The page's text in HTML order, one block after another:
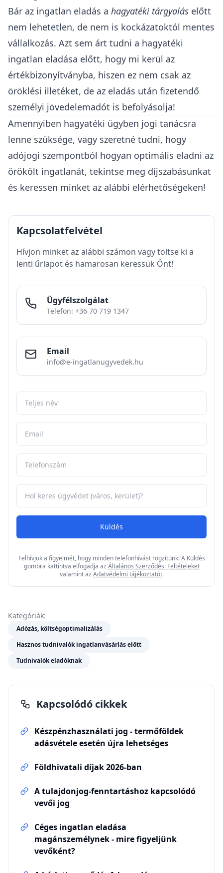
Bár az ingatlan eladás a hagyatéki tárgyalás előtt
nem lehetetlen, de nem is kockázatoktól mentes
vállalkozás. Azt sem árt tudni a hagyatéki
ingatlan eladása előtt, hogy mi kerül az
értékbizonyítványba, hiszen ez nem csak az
öröklési illetéket, de az eladás után fizetendő
személyi jövedelemadót is befolyásolja!
Amennyiben hagyatéki ügyben jogi tanácsra
lenne szüksége, vagy szeretné tudni, hogy
adójogi szempontból hogyan optimális eladni az
örökölt ingatlanát, tekintse meg díjszabásunkat
és keressen minket az alábbi elérhetőségeken!
Kapcsolatfelvétel
Hívjon minket az alábbi számon vagy töltse ki a
lenti űrlapot és hamarosan keressük Önt!
Ügyfélszolgálat
Telefon: +36 70 719 1347
Email
info@e-ingatlanugyvedek.hu
Küldés
Felhívjuk a figyelmét, hogy minden telefonhívást rögzítünk. A Küldés
gombra kattintva elfogadja az Általános Szerződési Feltételeket
valamint az Adatvédelmi tájékoztatót.
Kategóriák:
Adózás, költségoptimalizálás
Hasznos tudnivalók ingatlanvásárlás előtt
Tudnivalók eladóknak
Kapcsolódó cikkek
Készpénzhasználati jog - termőföldek
adásvétele esetén újra lehetséges
Földhivatali díjak 2026-ban
A tulajdonjog-fenntartáshoz kapcsolódó
vevői jog
Céges ingatlan eladása
magánszemélynek - mire figyeljünk
vevőként?